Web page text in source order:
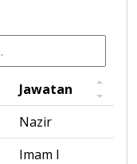
Jawatan
Nazir
Imam I